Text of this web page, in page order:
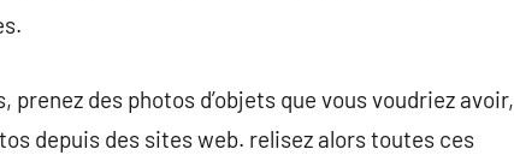
des photos d’objets que vous voudriez avoir,
depuis des sites web. relisez alors toutes ces